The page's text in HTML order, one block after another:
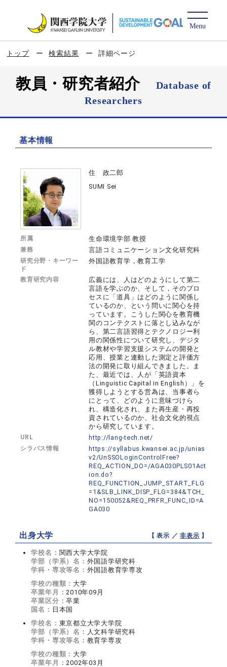
トップ 検索結果 詳細ページ
教員・研究者紹介
Database of
Researchers
基本情報
住 政二郎
SUMI Sei
所属 生命環境学部 教授
兼務 言語コミュニケーション文化研究科
研究分野・キーワー
ド
外国語教育学，教育工学
教育研究内容
広義には、人はどのようにして第二
言語を学ぶのか、そして，そのプロ
セスに「道具」はどのように関係し
ているのか、という問いに関心を持
っています。こうした関心を教育機
関のコンテクストに落とし込みなが
ら、第二言語習得とテクノロジー利
用の関係性について研究し、デジタ
ル教材や学習支援システムの開発と
応用、授業と連動した測定と評価方
法の開発に取り組んできました。ま
た、最近では、人が「英語資本
（Linguistic Capital in English）」を
獲得しようとする営為は、当事者ら
にとって、どのように意味づけら
れ、構造化され、また再生産・再投
資されているのか、社会文化的視点
から研究しています。
URL http://lang-tech.net/
シラバス情報
https://syllabus.kwansei.ac.jp/unias
v2/UnSSOLoginControlFree?
REQ_ACTION_DO=/AGA030PLS01Act
ion.do?
REQ_FUNCTION_JUMP_START_FLG
=1&SLB_LINK_DISP_FLG=384&TCH_
NO=150052&REQ_PRFR_FUNC_ID=A
GA030
出身大学 【 表示 ／非表示 】
学校名： 関西大学大学院
学部（学系）名： 外国語学研究科
学科・専攻等名： 外国語教育学専攻
学校の種類： 大学
卒業年月：2010年09月
卒業区分：卒業
国名： 日本国
学校名： 東京都立大学大学院
学部（学系）名： 人文科学研究科
学科・専攻等名： 教育学専攻
学校の種類： 大学
卒業年月：2002年03月